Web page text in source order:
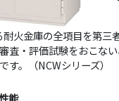
火金庫の全項目を第三
査・評価試験をおこな
す。（NCWシリーズ）